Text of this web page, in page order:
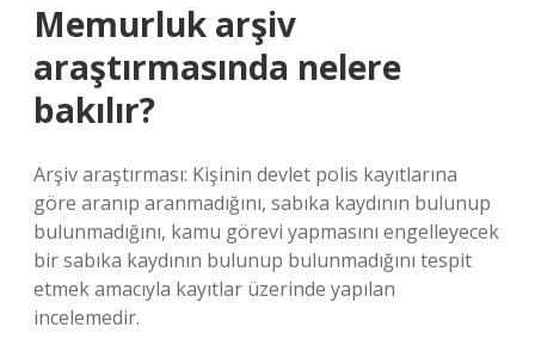
Memurluk arşiv
araştırmasında nelere
bakılır?
Arşiv araştırması: Kişinin devlet polis kayıtlarına
göre aranıp aranmadığını, sabıka kaydının bulunup
bulunmadığını, kamu görevi yapmasını engelleyecek
bir sabıka kaydının bulunup bulunmadığını tespit
etmek amacıyla kayıtlar üzerinde yapılan
incelemedir.